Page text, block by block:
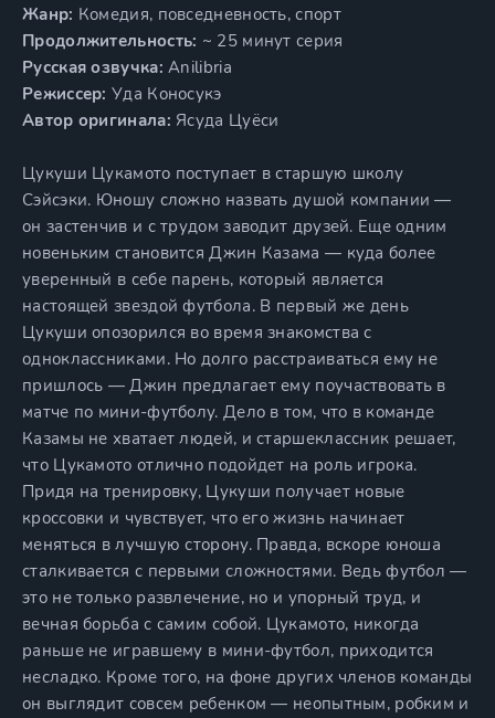
Жанр: Комедия, повседневность, спорт
Продолжительность: ~ 25 минут серия
Русская озвучка: Anilibria
Режиссер: Уда Коносукэ
Автор оригинала: Ясуда Цуёси
Цукуши Цукамото поступает в старшую школу
Сэйсэки. Юношу сложно назвать душой компании —
он застенчив и с трудом заводит друзей. Еще одним
новеньким становится Джин Казама — куда более
уверенный в себе парень, который является
настоящей звездой футбола. В первый же день
Цукуши опозорился во время знакомства с
одноклассниками. Но долго расстраиваться ему не
пришлось — Джин предлагает ему поучаствовать в
матче по мини-футболу. Дело в том, что в команде
Казамы не хватает людей, и старшеклассник решает,
что Цукамото отлично подойдет на роль игрока.
Придя на тренировку, Цукуши получает новые
кроссовки и чувствует, что его жизнь начинает
меняться в лучшую сторону. Правда, вскоре юноша
сталкивается с первыми сложностями. Ведь футбол —
это не только развлечение, но и упорный труд, и
вечная борьба с самим собой. Цукамото, никогда
раньше не игравшему в мини-футбол, приходится
несладко. Кроме того, на фоне других членов команды
он выглядит совсем ребенком — неопытным, робким и